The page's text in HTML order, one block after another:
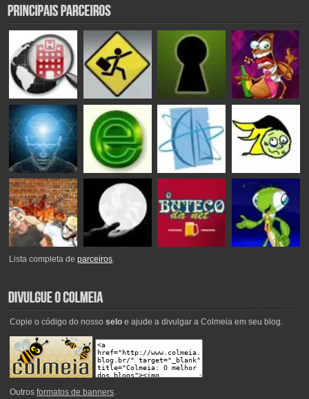
Lista completa deparceiros.
Copie o código do nosso seloe ajude a divulgar a Colmeia em seu blog.
Outros formatos de banners.